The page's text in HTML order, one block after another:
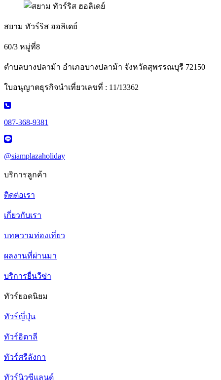
สยาม ทัวร์ริส ฮอลิเดย์
60/3 หมู่ที่8
ตำบลบางปลาม้า อำเภอบางปลาม้า จังหวัดสุพรรณบุรี 72150
ใบอนุญาตธุรกิจนำเที่ยวเลขที่ : 11/13362
087-368-9381
@siamplazaholiday
บริการลูกค้า
ติดต่อเรา
เกี่ยวกับเรา
บทความท่องเที่ยว
ผลงานที่ผ่านมา
บริการยื่นวีซ่า
ทัวร์ยอดนิยม
ทัวร์ญี่ปุ่น
ทัวร์อิตาลี
ทัวร์ศรีลังกา
ทัวร์นิวซีแลนด์